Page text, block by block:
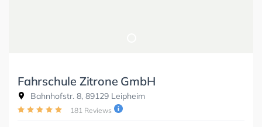
Fahrschule Zitrone GmbH
Bahnhofstr. 8, 89129 Leipheim
181 Reviews